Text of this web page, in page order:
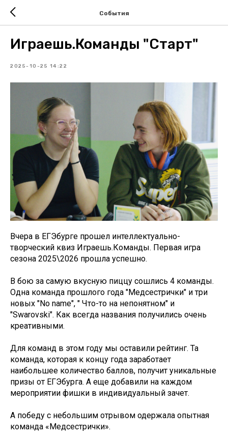
События
Играешь.Команды "Старт"
2025-10-25 14:22
Вчера в ЕГЭбурге прошел интеллектуально-
творческий квиз Играешь.Команды. Первая игра
сезона 2025\2026 прошла успешно.
В бою за самую вкусную пиццу сошлись 4 команды.
Одна команда прошлого года "Медсестрички" и три
новых "No name", " Что-то на непонятном" и
"Swarovski". Как всегда названия получились очень
креативными.
Для команд в этом году мы оставили рейтинг. Та
команда, которая к концу года заработает
наибольшее количество баллов, получит уникальные
призы от ЕГЭбурга. А еще добавили на каждом
мероприятии фишки в индивидуальный зачет.
А победу с небольшим отрывом одержала опытная
команда «Медсестрички».